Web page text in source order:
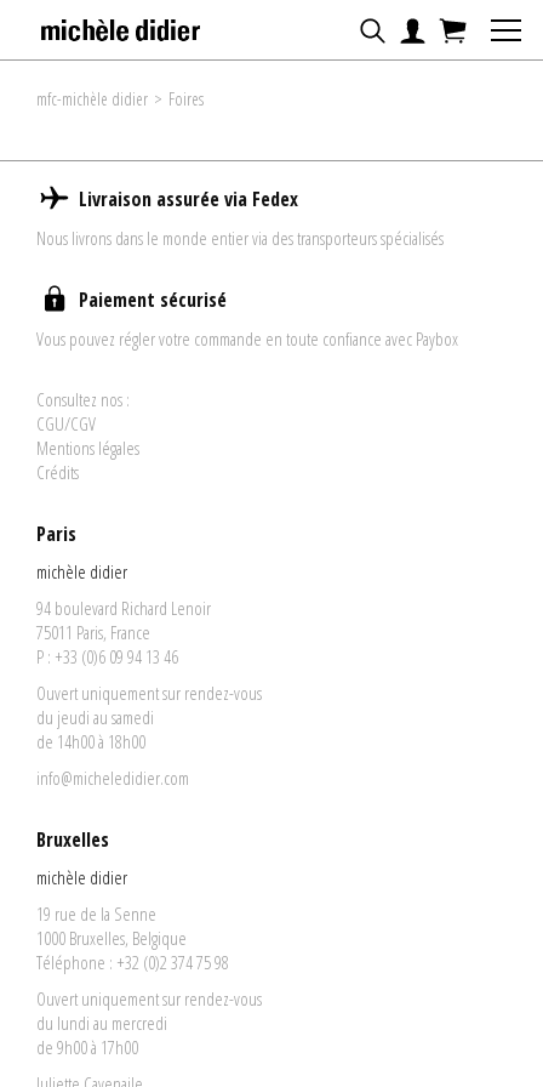
mfc-michèle didier > Foires
Livraison assurée via Fedex
Nous livrons dans le monde entier via des transporteurs spécialisés
Paiement sécurisé
Vous pouvez régler votre commande en toute confiance avec Paybox
Consultez nos :
CGU/CGV
Mentions légales
Crédits
Paris
michèle didier
94 boulevard Richard Lenoir
75011 Paris, France
P : +33 (0)6 09 94 13 46
Ouvert uniquement sur rendez-vous
du jeudi au samedi
de 14h00 à 18h00
info@micheledidier.com
Bruxelles
michèle didier
19 rue de la Senne
1000 Bruxelles, Belgique
Téléphone : +32 (0)2 374 75 98
Ouvert uniquement sur rendez-vous
du lundi au mercredi
de 9h00 à 17h00